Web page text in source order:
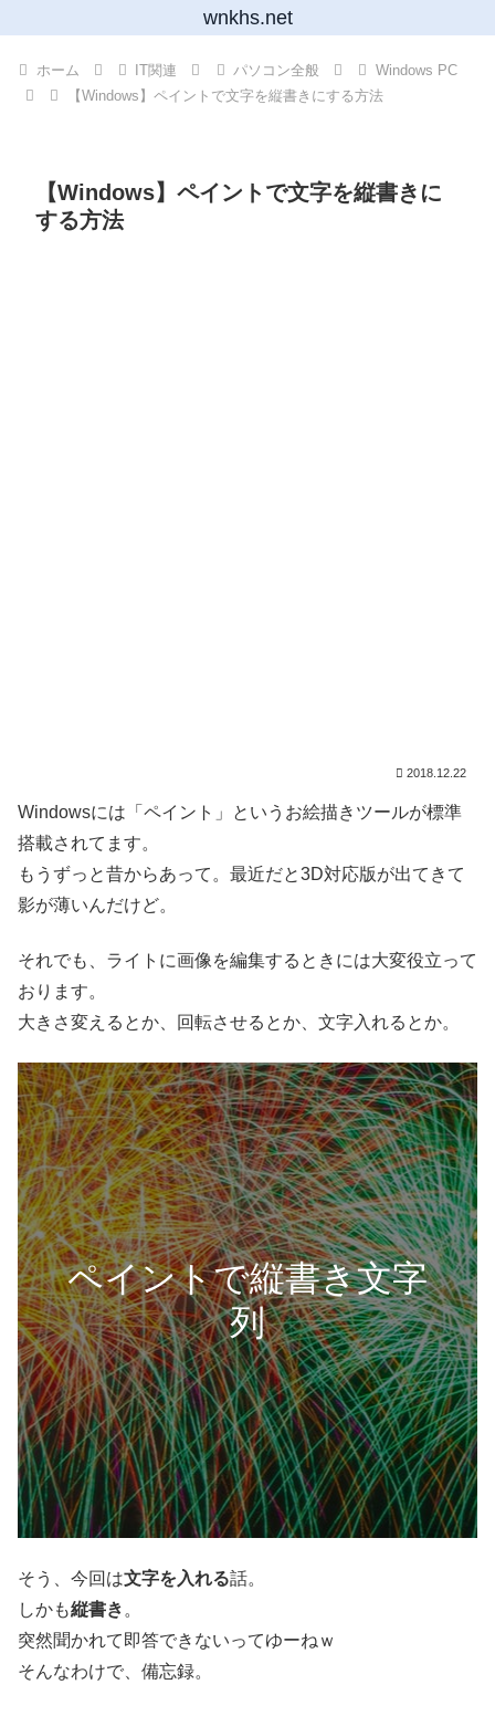
wnkhs.net
ホーム IT関連 パソコン全般
Windows PC
【Windows】ペイントで文字を縦書きにする方法
【Windows】ペイントで文字を縦書きに
する方法
2018.12.22
Windowsには「ペイント」というお絵描きツールが標準
搭載されてます。
もうずっと昔からあって。最近だと3D対応版が出てきて
影が薄いんだけど。
それでも、ライトに画像を編集するときには大変役立って
おります。
大きさ変えるとか、回転させるとか、文字入れるとか。
ペイントで縦書き文字
列
そう、今回は文字を入れる話。
しかも縦書き 。
突然聞かれて即答できないってゆーねｗ
そんなわけで、備忘録。